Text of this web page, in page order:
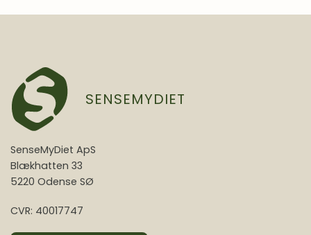
SENSEMYDIET
SenseMyDiet ApS
Blækhatten 33
5220 Odense SØ
CVR: 40017747